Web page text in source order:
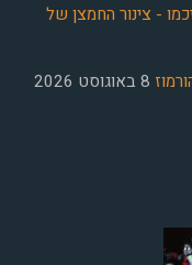
- צינור החמצן של
8 באוגוסט 2026